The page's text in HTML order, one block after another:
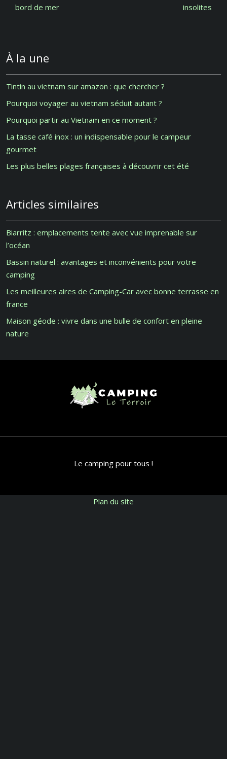
bord de mer
insolites
À la une
Tintin au vietnam sur amazon : que chercher ?
Pourquoi voyager au vietnam séduit autant ?
Pourquoi partir au Vietnam en ce moment ?
La tasse café inox : un indispensable pour le campeur
gourmet
Les plus belles plages françaises à découvrir cet été
Articles similaires
Biarritz : emplacements tente avec vue imprenable sur
l’océan
Bassin naturel : avantages et inconvénients pour votre
camping
Les meilleures aires de Camping-Car avec bonne terrasse en
france
Maison géode : vivre dans une bulle de confort en pleine
nature
Le camping pour tous !
Plan du site